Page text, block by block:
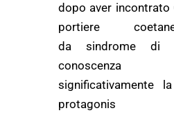
dopo aver incontrato
portiere
da sindrome di
conoscenza
significativamente
protagonis